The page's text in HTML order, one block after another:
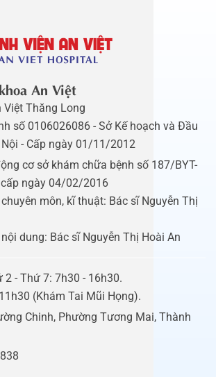
An Việt
Việt Thăng Long
số 0106026086 - Sở Kế hoạch và Đầu
- Cấp ngày 01/11/2012
cơ sở khám chữa bệnh số 187/BYT-
cấp ngày 04/02/2016
môn, kĩ thuật: Bác sĩ Nguyễn Thị
dung: Bác sĩ Nguyễn Thị Hoài An
2 - Thứ 7: 7h30 - 16h30.
(Khám Tai Mũi Họng).
Chinh, Phường Tương Mai, Thành